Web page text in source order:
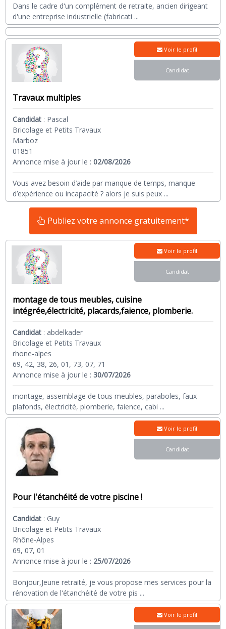
Dans le cadre d'un complément de retraite, ancien dirigeant
d'une entreprise industrielle (fabricati ...
Travaux multiples
Candidat : Pascal
Bricolage et Petits Travaux
Marboz
01851
Annonce mise à jour le :02/08/2026
Vous avez besoin d’aide par manque de temps, manque
d’expérience ou incapacité ? alors je suis peux ...
Voir le profil
Candidat
Publiez votre annonce gratuitement*
montage de tous meubles, cuisine
intégrée,électricité, placards,faience, plomberie.
Candidat : abdelkader
Bricolage et Petits Travaux
rhone-alpes
69, 42, 38, 26, 01, 73, 07, 71
Annonce mise à jour le :30/07/2026
montage, assemblage de tous meubles, paraboles, faux
plafonds, électricité, plomberie, faience, cabi ...
Voir le profil
Candidat
Pour l'étanchéité de votre piscine !
Candidat : Guy
Bricolage et Petits Travaux
Rhône-Alpes
69, 07, 01
Annonce mise à jour le : 25/07/2026
Bonjour,Jeune retraité, je vous propose mes services pour la
rénovation de l'étanchéité de votre pis ...
Voir le profil
Candidat
Voir le profil